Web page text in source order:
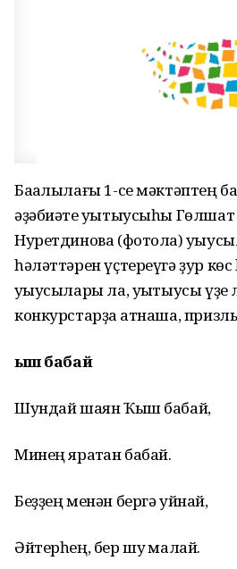
Баҡалылағы 1-се мәктәптең
әҙәбиәте уҡытыусыһы Гөлшат
Нуретдинова (фотола)
һәләттәрен үҫтереүгә ҙур
уҡыусылары ла, уҡытыусы
конкурстарҙа ҡатнаша,
Ҡыш бабай
Шундай шаян Ҡыш бабай,
Минең яратҡан бабай.
Беҙҙең менән бергә уйнай,
Әйтерһең, бер шуҡ малай.